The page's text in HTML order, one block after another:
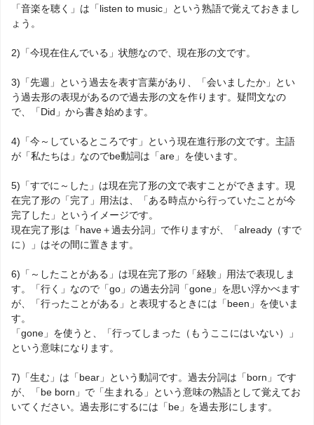
「音楽を聴く」は「listen to music」という熟語で覚えておきまし
ょう。
2)「今現在住んでいる」状態なので、現在形の文です。
3)「先週」という過去を表す言葉があり、「会いましたか」とい
う過去形の表現があるので過去形の文を作ります。疑問文なの
で、「Did」から書き始めます。
4)「今～しているところです」という現在進行形の文です。主語
が「私たちは」なのでbe動詞は「are」を使います。
5)「すでに～した」は現在完了形の文で表すことができます。現
在完了形の「完了」用法は、「ある時点から行っていたことが今
完了した」というイメージです。
現在完了形は「have＋過去分詞」で作りますが、「already（すで
に）」はその間に置きます。
6)「～したことがある」は現在完了形の「経験」用法で表現しま
す。「行く」なので「go」の過去分詞「gone」を思い浮かべます
が、「行ったことがある」と表現するときには「been」を使いま
す。
「gone」を使うと、「行ってしまった（もうここにはいない）」
という意味になります。
7)「生む」は「bear」という動詞です。過去分詞は「born」です
が、「be born」で「生まれる」という意味の熟語として覚えてお
いてください。過去形にするには「be」を過去形にします。